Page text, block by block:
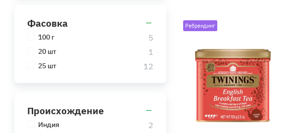
Ребрендинг
Фасовка
100 г 5
20 шт 1
25 шт 12
Происхождение
Индия 2